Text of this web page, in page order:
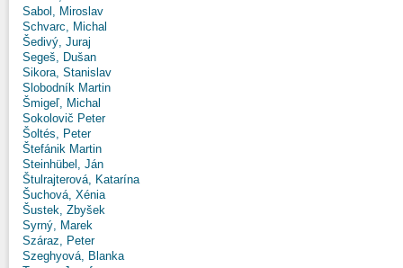
Sabol, Miroslav
Schvarc, Michal
Šedivý, Juraj
Segeš, Dušan
Sikora, Stanislav
Slobodník Martin
Šmigeľ, Michal
Sokolovič Peter
Šoltés, Peter
Štefánik Martin
Steinhübel, Ján
Štulrajterová, Katarína
Šuchová, Xénia
Šustek, Zbyšek
Syrný, Marek
Száraz, Peter
Szeghyová, Blanka